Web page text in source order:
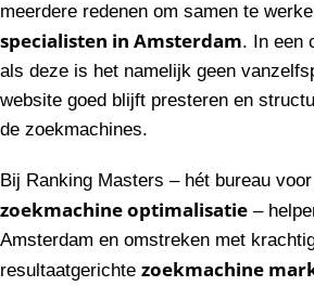
meerdere redenen om samen te
specialisten in Amsterdam. In een
als deze is het namelijk geen
website goed blijft presteren en
de zoekmachines.
Bij Ranking Masters – hét bureau
zoekmachine optimalisatie –
Amsterdam en omstreken met
resultaatgerichte zoekmachine